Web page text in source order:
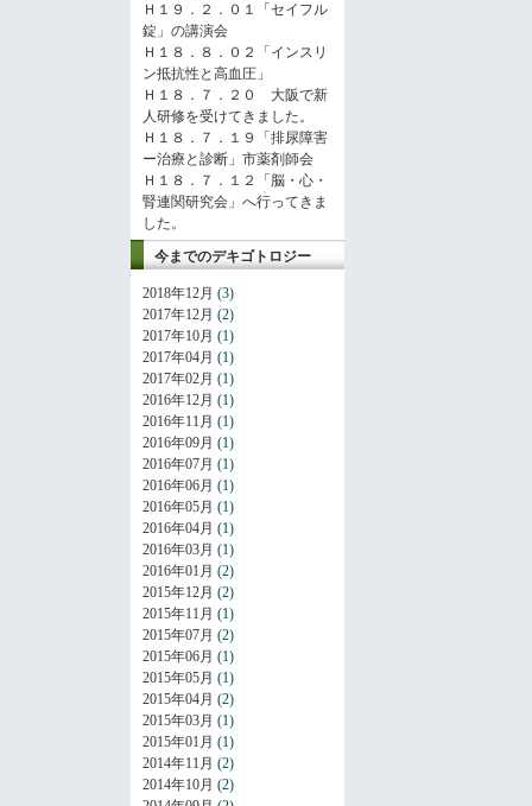
Ｈ１９．２．０１「セイフル
錠」の講演会
Ｈ１８．８．０２「インスリ
ン抵抗性と高血圧」
Ｈ１８．７．２０ 大阪で新
人研修を受けてきました。
Ｈ１８．７．１９「排尿障害
ー治療と診断」市薬剤師会
Ｈ１８．７．１２「脳・心・
腎連関研究会」へ行ってきま
した。
今までのデキゴトロジー
2018年12月 (3)
2017年12月 (2)
2017年10月 (1)
2017年04月 (1)
2017年02月 (1)
2016年12月 (1)
2016年11月 (1)
2016年09月 (1)
2016年07月 (1)
2016年06月 (1)
2016年05月 (1)
2016年04月 (1)
2016年03月 (1)
2016年01月 (2)
2015年12月 (2)
2015年11月 (1)
2015年07月 (2)
2015年06月 (1)
2015年05月 (1)
2015年04月 (2)
2015年03月 (1)
2015年01月 (1)
2014年11月 (2)
2014年10月 (2)